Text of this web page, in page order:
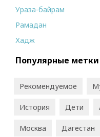
Ураза-байрам
Рамадан
Хадж
Популярные метки
Рекомендуемое
История Дети
Москва Дагестан